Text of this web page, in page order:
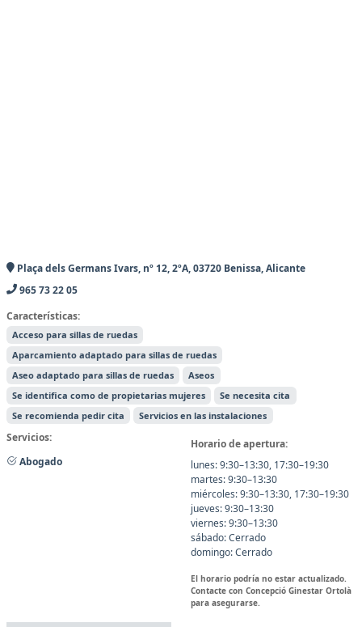
Plaça dels Germans Ivars, nº 12, 2ºA, 03720 Benissa, Alicante
965 73 22 05
Características:
Acceso para sillas de ruedas
Aparcamiento adaptado para sillas de ruedas
Aseo adaptado para sillas de ruedas
Aseos
Se identifica como de propietarias mujeres
Se necesita cita
Se recomienda pedir cita
Servicios en las instalaciones
Servicios:
Abogado
Horario de apertura:
lunes: 9:30–13:30, 17:30–19:30
martes: 9:30–13:30
miércoles: 9:30–13:30, 17:30–19:30
jueves: 9:30–13:30
viernes: 9:30–13:30
sábado: Cerrado
domingo: Cerrado
El horario podría no estar actualizado.
Contacte con Concepció Ginestar Ortolà
para asegurarse.